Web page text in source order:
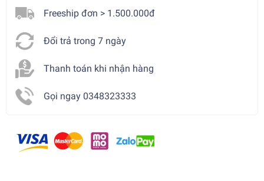
Freeship đơn > 1.500.000đ
Đổi trả trong 7 ngày
Thanh toán khi nhận hàng
Gọi ngay 0348323333